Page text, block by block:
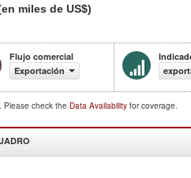
miles de US$)
Flujo comercial
Exportación
Please check the Data Availability for coverage.